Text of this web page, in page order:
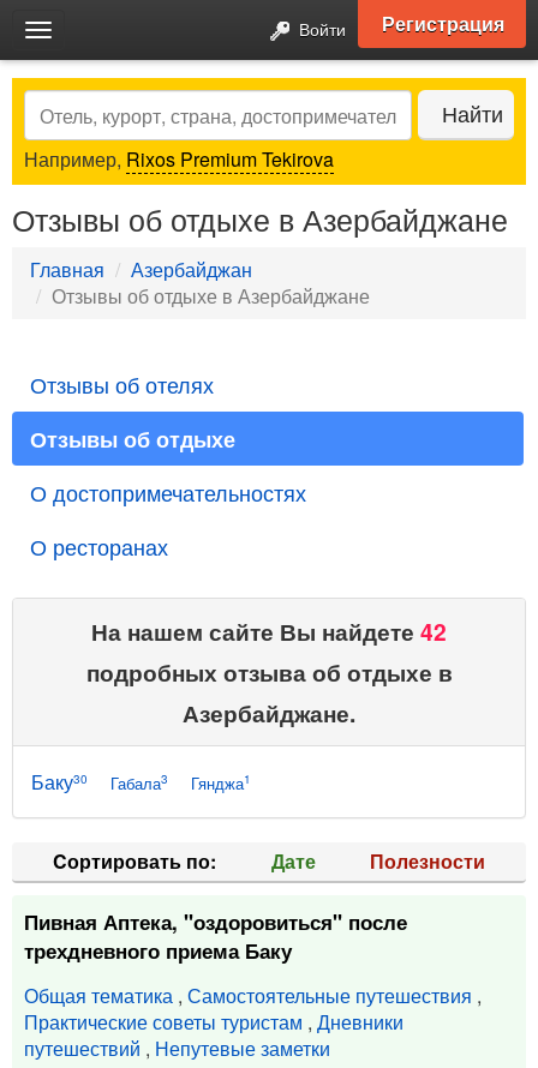
Toggle
navigation
Войти Регистрация
Search Найти
Например, Rixos Premium Tekirova
Отзывы об отдыхе в Азербайджане
Главная
Азербайджан
Отзывы об отдыхе в Азербайджане
Отзывы об отелях
Отзывы об отдыхе
О достопримечательностях
О ресторанах
На нашем сайте Вы найдете 42
подробных отзыва об отдыхе в
Азербайджане.
Баку30 Габала3 Гянджа1
Cортировать по: Дате Полезности
Пивная Аптека, "оздоровиться" после
трехдневного приема Баку
Общая тематика , Самостоятельные путешествия ,
Практические советы туристам , Дневники
путешествий , Непутевые заметки